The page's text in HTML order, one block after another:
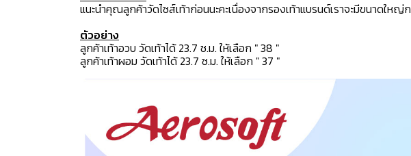
แนะนำคุณลูกค้าวัดไซส์เท้าก่อนนะคะเนื่องจากรองเท้าแบรนด์เราจะมีขนาดให
ตัวอย่าง
ลูกค้าเท้าอวบ วัดเท้าได้ 23.7 ซ.ม. ให้เลือก " 38 "
ลูกค้าเท้าผอม วัดเท้าได้ 23.7 ซ.ม. ให้เลือก " 37 "